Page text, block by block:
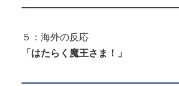
５：海外の反応
「はたらく魔王さま！」